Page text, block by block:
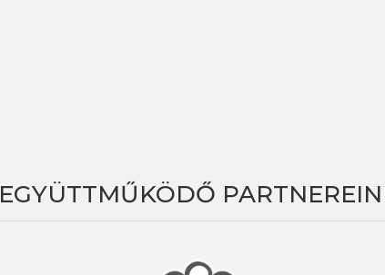
EGYÜTTMŰKÖDŐ